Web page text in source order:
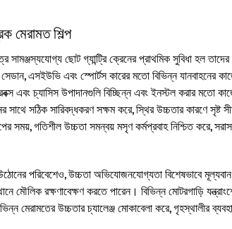
মেরামত শিল্প
সামঞ্জস্যযোগ্য ছোট গ্যান্ট্রি ক্রেনের প্রাথমিক সুবিধা হল তাদের
এসইউভি এবং স্পোর্টস কারের মতো বিভিন্ন যানবাহনের
এবং চ্যাসিস উপাদানগুলি বিচ্ছিন্ন এবং ইনস্টল করার
সঠিক সারিবদ্ধকরণ সক্ষম করে, স্থির উচ্চতার কারণে সৃষ্ট
সময়, গতিশীল উচ্চতা সমন্বয় মসৃণ কর্মপ্রবাহ নিশ্চিত করে,
পরিবেশেও, উচ্চতা অভিযোজনযোগ্যতা বিশেষভাবে মূল্যবান
মৌলিক রক্ষণাবেক্ষণ করতে পারেন। বিভিন্ন মোটরগাড়ি
মেরামতের উচ্চতার চ্যালেঞ্জ মোকাবেলা করে, গৃহস্থালীর